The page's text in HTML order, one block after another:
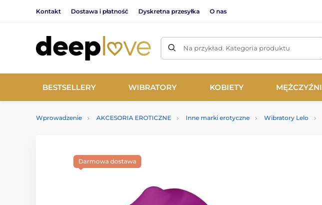
Kontakt Dostawa i płatność Dyskretna przesyłka O nas
Na przykład. Kategoria produktu
BESTSELLERY WIBRATORY KOBIETY MĘŻCZYŹNI
Wprowadzenie AKCESORIA EROTICZNE Inne marki erotyczne Wibratory Lelo
Darmowa dostawa